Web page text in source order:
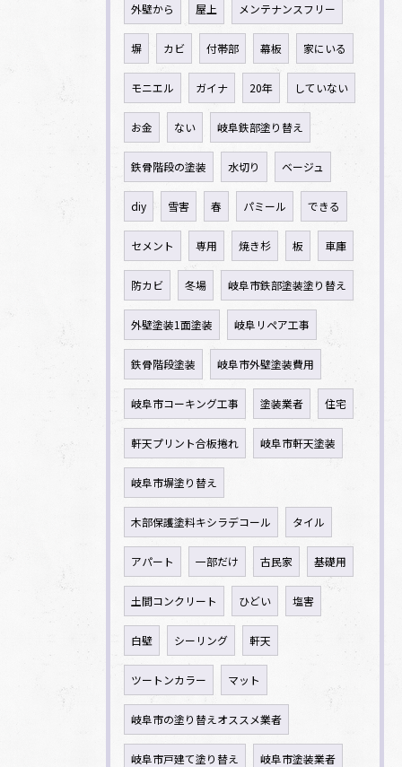
外壁から 屋上 メンテナンスフリー
塀 カビ 付帯部 幕板 家にいる
モニエル ガイナ 20年 していない
お金 ない 岐阜鉄部塗り替え
鉄骨階段の塗装 水切り ベージュ
diy 雪害 春 パミール できる
セメント 専用 焼き杉 板 車庫
防カビ 冬場 岐阜市鉄部塗装塗り替え
外壁塗装1面塗装 岐阜リペア工事
鉄骨階段塗装 岐阜市外壁塗装費用
岐阜市コーキング工事 塗装業者 住宅
軒天プリント合板捲れ 岐阜市軒天塗装
岐阜市塀塗り替え
木部保護塗料キシラデコール タイル
アパート 一部だけ 古民家 基礎用
土間コンクリート ひどい 塩害
白壁 シーリング 軒天
ツートンカラー マット
岐阜市の塗り替えオススメ業者
岐阜市戸建て塗り替え 岐阜市塗装業者